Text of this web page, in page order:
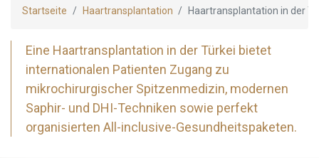
Startseite Haartransplantation Haartransplantation in der
Eine Haartransplantation in der Türkei bietet
internationalen Patienten Zugang zu
mikrochirurgischer Spitzenmedizin, modernen
Saphir- und DHI-Techniken sowie perfekt
organisierten All-inclusive-Gesundheitspaketen.